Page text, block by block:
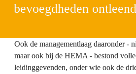
bevoegdheden
Ook de managementlaag daaronder -
maar ook bij de HEMA - bestond
leidinggevenden, onder wie ook de